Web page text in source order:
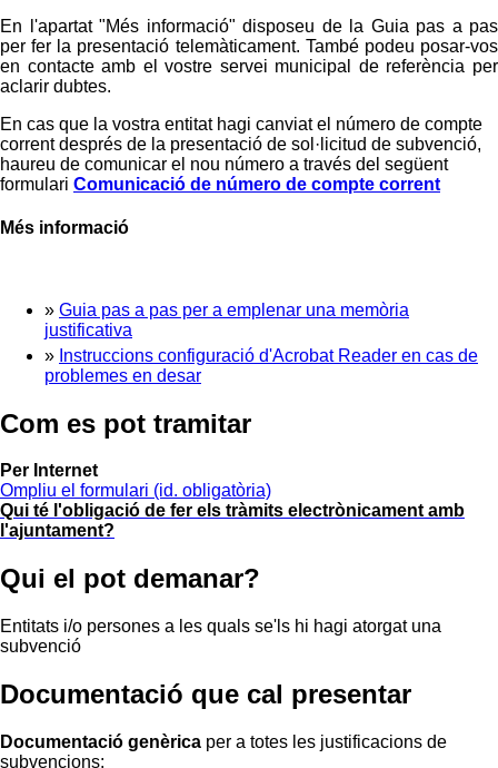
En l'apartat "Més informació" disposeu de la Guia pas a pas
per fer la presentació telemàticament. També podeu posar-vos
en contacte amb el vostre servei municipal de referència per
aclarir dubtes.
En cas que la vostra entitat hagi canviat el número de compte
corrent després de la presentació de sol·licitud de subvenció,
haureu de comunicar el nou número a través del següent
formulari Comunicació de número de compte corrent
Més informació
» Guia pas a pas per a emplenar una memòria
justificativa
» Instruccions configuració d'Acrobat Reader en cas de
problemes en desar
Com es pot tramitar
Per Internet
Ompliu el formulari (id. obligatòria)
Qui té l'obligació de fer els tràmits electrònicament amb
l'ajuntament?
Qui el pot demanar?
Entitats i/o persones a les quals se'ls hi hagi atorgat una
subvenció
Documentació que cal presentar
Documentació genèrica per a totes les justificacions de
subvencions: